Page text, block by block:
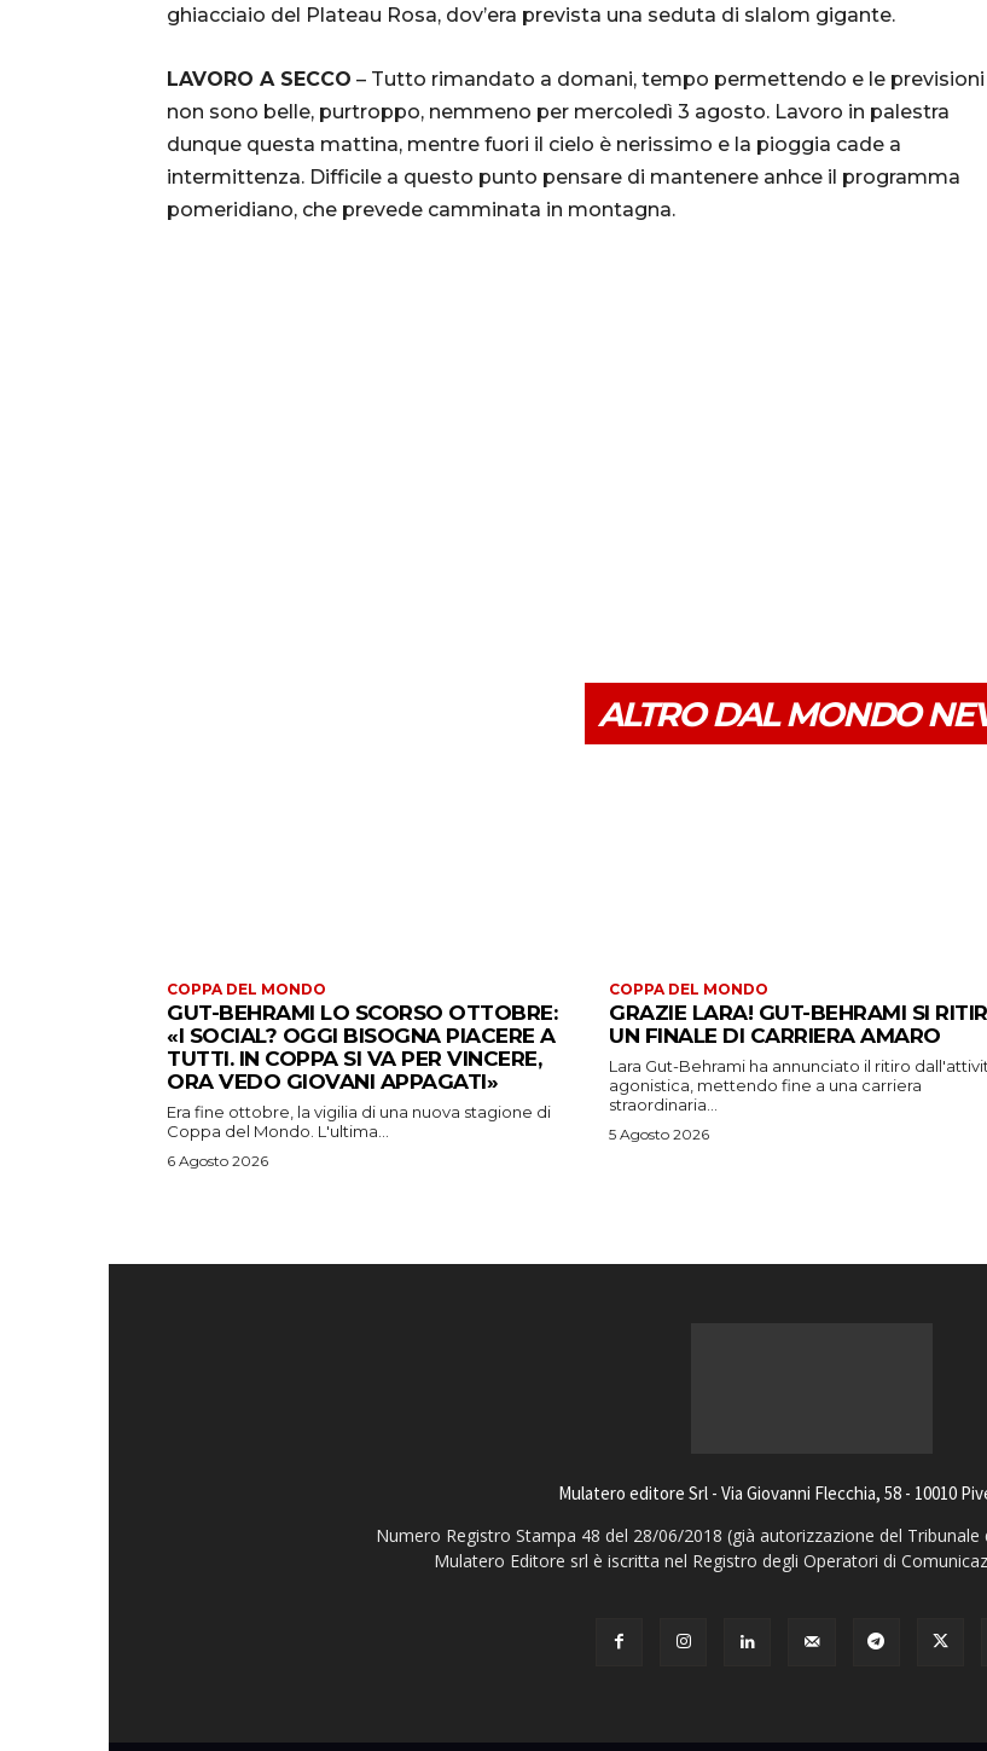
ghiacciaio del Plateau Rosa, dov’era prevista una seduta di slalom gigante.
LAVORO A SECCO – Tutto rimandato a domani, tempo permettendo e le previsioni
non sono belle, purtroppo, nemmeno per mercoledì 3 agosto. Lavoro in palestra
dunque questa mattina, mentre fuori il cielo è nerissimo e la pioggia cade a
intermittenza. Difficile a questo punto pensare di mantenere anhce il programma
pomeridiano, che prevede camminata in montagna.
ALTRO DAL MONDO
COPPA DEL MONDO
GUT-BEHRAMI LO SCORSO OTTOBRE:
«I SOCIAL? OGGI BISOGNA PIACERE A
TUTTI. IN COPPA SI VA PER VINCERE,
ORA VEDO GIOVANI APPAGATI»
Era fine ottobre, la vigilia di una nuova stagione di
Coppa del Mondo. L'ultima...
6 Agosto 2026
COPPA DEL MONDO
GRAZIE LARA! GUT-BEHRAMI SI
UN FINALE DI CARRIERA AMARO
Lara Gut-Behrami ha annunciato il ritiro
agonistica, mettendo fine a una carriera
straordinaria...
5 Agosto 2026
Mulatero editore Srl - Via Giovanni Flecchia, 58 - 10010
Numero Registro Stampa 48 del 28/06/2018 (già autorizzazione del
Mulatero Editore srl è iscritta nel Registro degli Operatori di